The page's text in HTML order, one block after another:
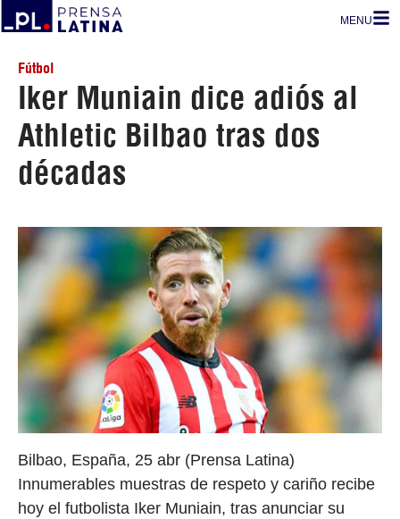
MENU
Fútbol
Iker Muniain dice adiós al
Athletic Bilbao tras dos
décadas
Bilbao, España, 25 abr (Prensa Latina)
Innumerables muestras de respeto y cariño recibe
hoy el futbolista Iker Muniain, tras anunciar su